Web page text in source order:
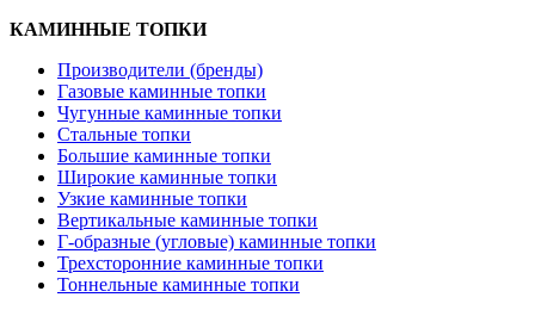
КАМИННЫЕ ТОПКИ
Производители (бренды)
Газовые каминные топки
Чугунные каминные топки
Стальные топки
Большие каминные топки
Широкие каминные топки
Узкие каминные топки
Вертикальные каминные топки
Г-образные (угловые) каминные топки
Трехсторонние каминные топки
Тоннельные каминные топки